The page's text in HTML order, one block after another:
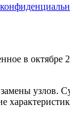
в
узлов.